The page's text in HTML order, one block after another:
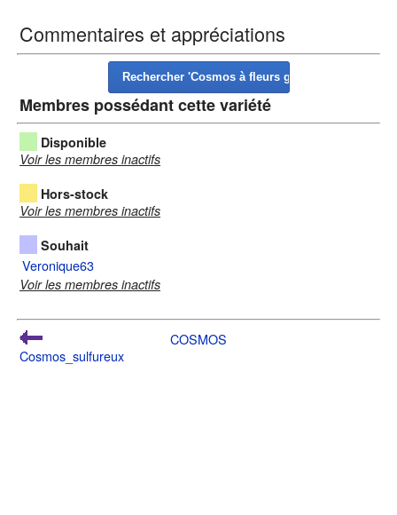
Commentaires et appréciations
Membres possédant cette variété
Disponible
Voir les membres inactifs
Hors-stock
Voir les membres inactifs
Souhait
Veronique63
Voir les membres inactifs
Cosmos_sulfureux
COSMOS